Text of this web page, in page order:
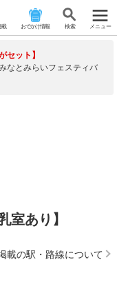
載 おでかけ情報 検 索 メニュー
セット】
なとみらいフェスティバ
室あり】
載の駅・路線について